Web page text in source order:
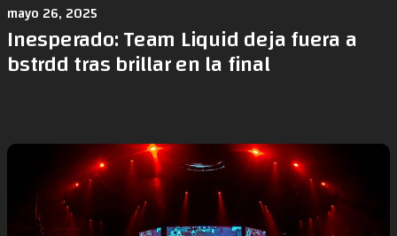
mayo 26, 2025
Inesperado: Team Liquid deja fuera a
bstrdd tras brillar en la final